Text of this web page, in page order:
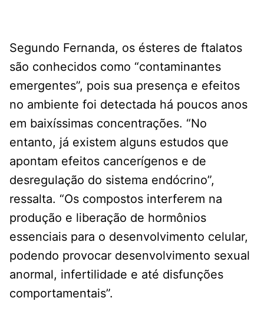
Segundo Fernanda, os ésteres de ftalatos
são conhecidos como “contaminantes
emergentes”, pois sua presença e efeitos
no ambiente foi detectada há poucos anos
em baixíssimas concentrações. “No
entanto, já existem alguns estudos que
apontam efeitos cancerígenos e de
desregulação do sistema endócrino”,
ressalta. “Os compostos interferem na
produção e liberação de hormônios
essenciais para o desenvolvimento celular,
podendo provocar desenvolvimento sexual
anormal, infertilidade e até disfunções
comportamentais”.